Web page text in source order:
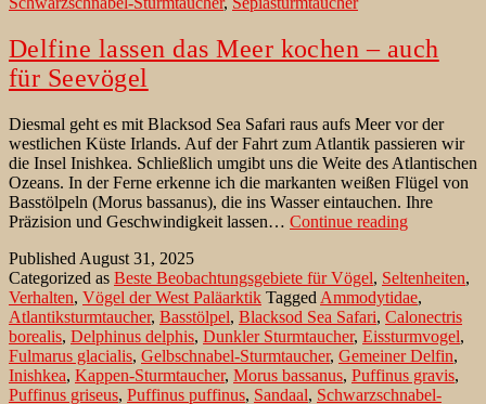
des
Ozeans:
Ein
Vergleich
Delfine lassen das Meer kochen – auch
für Seevögel
Diesmal geht es mit Blacksod Sea Safari raus aufs Meer vor der
westlichen Küste Irlands. Auf der Fahrt zum Atlantik passieren wir
die Insel Inishkea. Schließlich umgibt uns die Weite des Atlantischen
Ozeans. In der Ferne erkenne ich die markanten weißen Flügel von
Basstölpeln (Morus bassanus), die ins Wasser eintauchen. Ihre
Präzision und Geschwindigkeit lassen… Continue readingDelfine
Meer
kochen
–
auch
für
Seevögel
Published August 31, 2025
Categorized as Beste Beobachtungsgebiete für Vögel, Seltenheiten,
Verhalten, Vögel der West Paläarktik Tagged Ammodytidae,
Atlantiksturmtaucher, Basstölpel, Blacksod Sea Safari, Calonectris
borealis, Delphinus delphis, Dunkler Sturmtaucher, Eissturmvogel,
Fulmarus glacialis, Gelbschnabel-Sturmtaucher, Gemeiner Delfin,
Inishkea, Kappen-Sturmtaucher, Morus bassanus, Puffinus gravis,
Puffinus griseus, Puffinus puffinus, Sandaal, Schwarzschnabel-